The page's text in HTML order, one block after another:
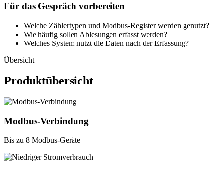
Für das Gespräch vorbereiten
Welche Zählertypen und Modbus-Register werden genutzt?
Wie häufig sollen Ablesungen erfasst werden?
Welches System nutzt die Daten nach der Erfassung?
Übersicht
Produktübersicht
Modbus-Verbindung
Bis zu 8 Modbus-Geräte